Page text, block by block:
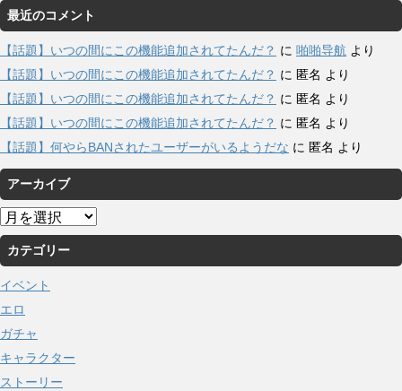
最近のコメント
【話題】いつの間にこの機能追加されてたんだ？ に 啪啪导航 より
【話題】いつの間にこの機能追加されてたんだ？ に 匿名 より
【話題】いつの間にこの機能追加されてたんだ？ に 匿名 より
【話題】いつの間にこの機能追加されてたんだ？ に 匿名 より
【話題】何やらBANされたユーザーがいるようだな に 匿名 より
アーカイブ
ア
ー
カ
イ
ブ
カテゴリー
イベント
エロ
ガチャ
キャラクター
ストーリー